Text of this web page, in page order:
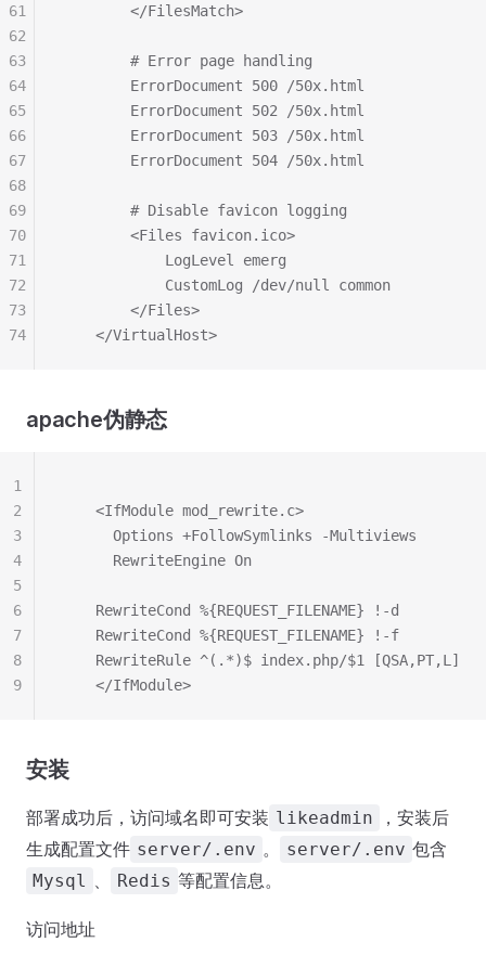
        </FilesMatch>
        # Error page handling
        ErrorDocument 500 /50x.html
        ErrorDocument 502 /50x.html
        ErrorDocument 503 /50x.html
        ErrorDocument 504 /50x.html
        # Disable favicon logging
        <Files favicon.ico>
            LogLevel emerg
            CustomLog /dev/null common
        </Files>
    </VirtualHost>
61
62
63
64
65
66
67
68
69
70
71
72
73
74
apache伪静态
    <IfModule mod_rewrite.c>
      Options +FollowSymlinks -Multiviews
      RewriteEngine On
    RewriteCond %{REQUEST_FILENAME} !-d
    RewriteCond %{REQUEST_FILENAME} !-f
    RewriteRule ^(.*)$ index.php/$1 [QSA,PT,L]
    </IfModule>
1
2
3
4
5
6
7
8
9
安装
部署成功后，访问域名即可安装 likeadmin
，安装后
生成配置文件 server/.env 。 server/.env 包含
Mysql 、 Redis 等配置信息。
访问地址